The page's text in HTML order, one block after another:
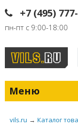
+7 (495)
пн-пт с 9:00-18:00
Меню
vils.ru → Каталог